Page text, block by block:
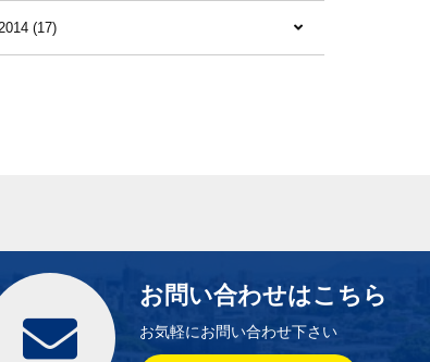
(17)
お問い合わせはこちら
お気軽にお問い合わせ下さい